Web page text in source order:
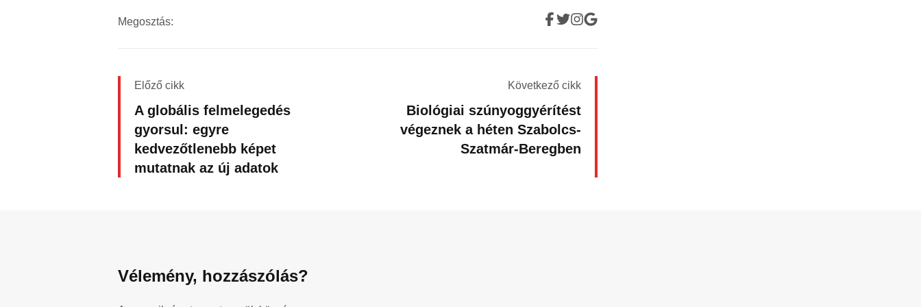
Megosztás:
Előző cikk
A globális felmelegedés
gyorsul: egyre
kedvezőtlenebb képet
mutatnak az új adatok
Következő cikk
Biológiai szúnyoggyérítést
végeznek a héten Szabolcs-
Szatmár-Beregben
Vélemény, hozzászólás?